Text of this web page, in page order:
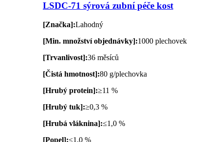
LSDC-71 sýrová zubní péče kost
[Značka]:Lahodný
[Min. množství objednávky]:1000 plechovek
[Trvanlivost]:36 měsíců
[Čistá hmotnost]:80 g/plechovka
[Hrubý protein]:≥11 %
[Hrubý tuk]:≥0,3 %
[Hrubá vláknina]:≤1,0 %
[Popel]:≤1,0 %